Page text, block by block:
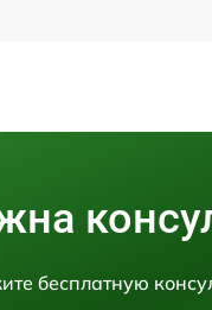
бесплатную